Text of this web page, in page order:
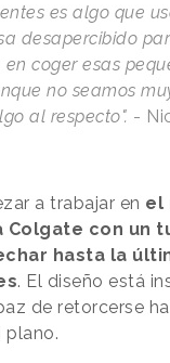
es algo que
desapercibido
coger esas
no seamos
al respecto". -
a trabajar en el
Colgate con un
hasta la
. El diseño está
de retorcerse
plano.